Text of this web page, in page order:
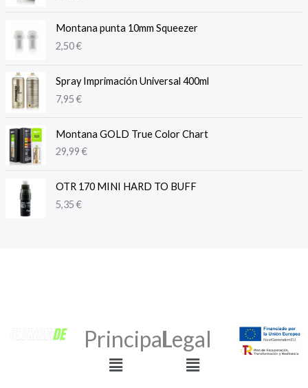
Montana punta 10mm Squeezer
2,50€
Spray Imprimación Universal 400ml
7,95€
Montana GOLD True Color Chart
29,99€
OTR 170 MINI HARD TO BUFF
5,35€
Principal
Menú
Legal
Menú